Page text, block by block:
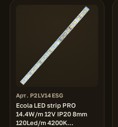
Арт. P2LV14ESG
Ecola LED strip PRO
14.4W/m 12V IP20 8mm
120Led/m 4200K